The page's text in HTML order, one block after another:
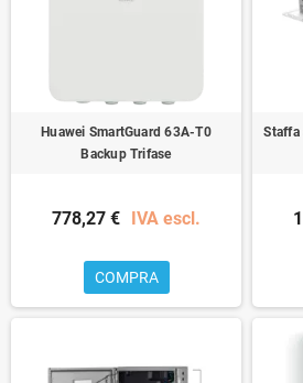
Huawei SmartGuard 63A-T0
Backup Trifase
778,27 € IVA escl.
COMPRA
Staffa